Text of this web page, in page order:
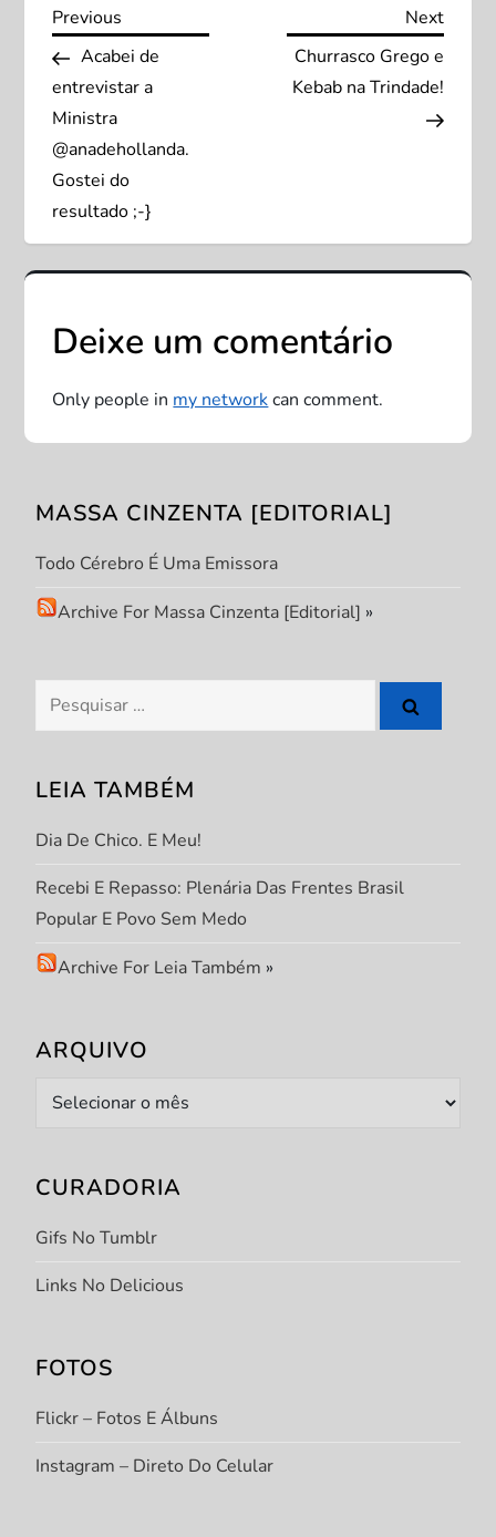
N
a
v
e
g
a
ç
ã
o
d
e
P
s
Previous
Post
Previous
Acabei de
entrevistar a
Ministra
@anadehollanda.
Gostei do
resultado ;-}
Next
Next
Churrasco Grego e
Kebab na Trindade!
Deixe um comentário
Only people inmy networkcan comment.
MASSA CINZENTA [EDITORIAL]
Todo Cérebro É Uma Emissora
Archive For Massa Cinzenta [Editorial] »
Pesquisar
por:
LEIA TAMBÉM
Dia De Chico. E Meu!
Recebi E Repasso: Plenária Das Frentes Brasil
Popular E Povo Sem Medo
Archive For Leia Também »
ARQUIVO
Arquivo
CURADORIA
Gifs No Tumblr
Links No Delicious
FOTOS
Flickr – Fotos E Álbuns
Instagram – Direto Do Celular